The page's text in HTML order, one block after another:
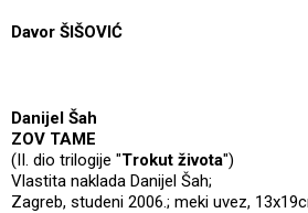
Davor ŠIŠOVIĆ
Danijel Šah
ZOV TAME
(II. dio trilogije "Trokut života")
Vlastita naklada Danijel Šah;
Zagreb, studeni 2006.; meki uvez,